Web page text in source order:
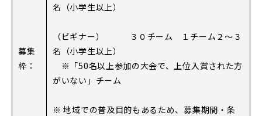
募集
枠：
名（小学生以上）
（ビギナー） ３０チーム １チーム２～３
名（小学生以上）
※「50名以上参加の大会で、上位入賞された方
がいない」チーム
※ 地域での普及目的もあるため、募集期間・条